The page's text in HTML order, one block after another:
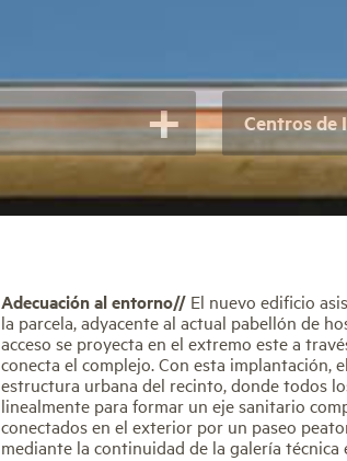
Centros de
Adecuación al entorno//El nuevo edificio
la parcela, adyacente al actual pabellón de
acceso se proyecta en el extremo este a
conecta el complejo. Con esta implantación,
estructura urbana del recinto, donde todos
linealmente para formar un eje sanitario
conectados en el exterior por un paseo
mediante la continuidad de la galería técnica